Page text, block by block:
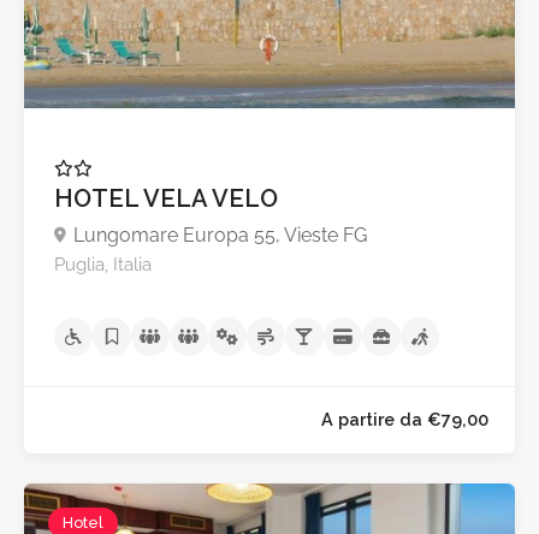
A partire da
HOTEL VELA VELO
Lungomare Europa 55, Vieste FG
Puglia, Italia
Hotel